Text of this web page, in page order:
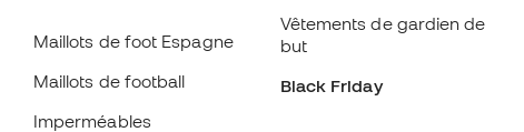
Maillots de foot Espagne
Maillots de football
Imperméables
Vêtements de gardien de
but
Black Friday